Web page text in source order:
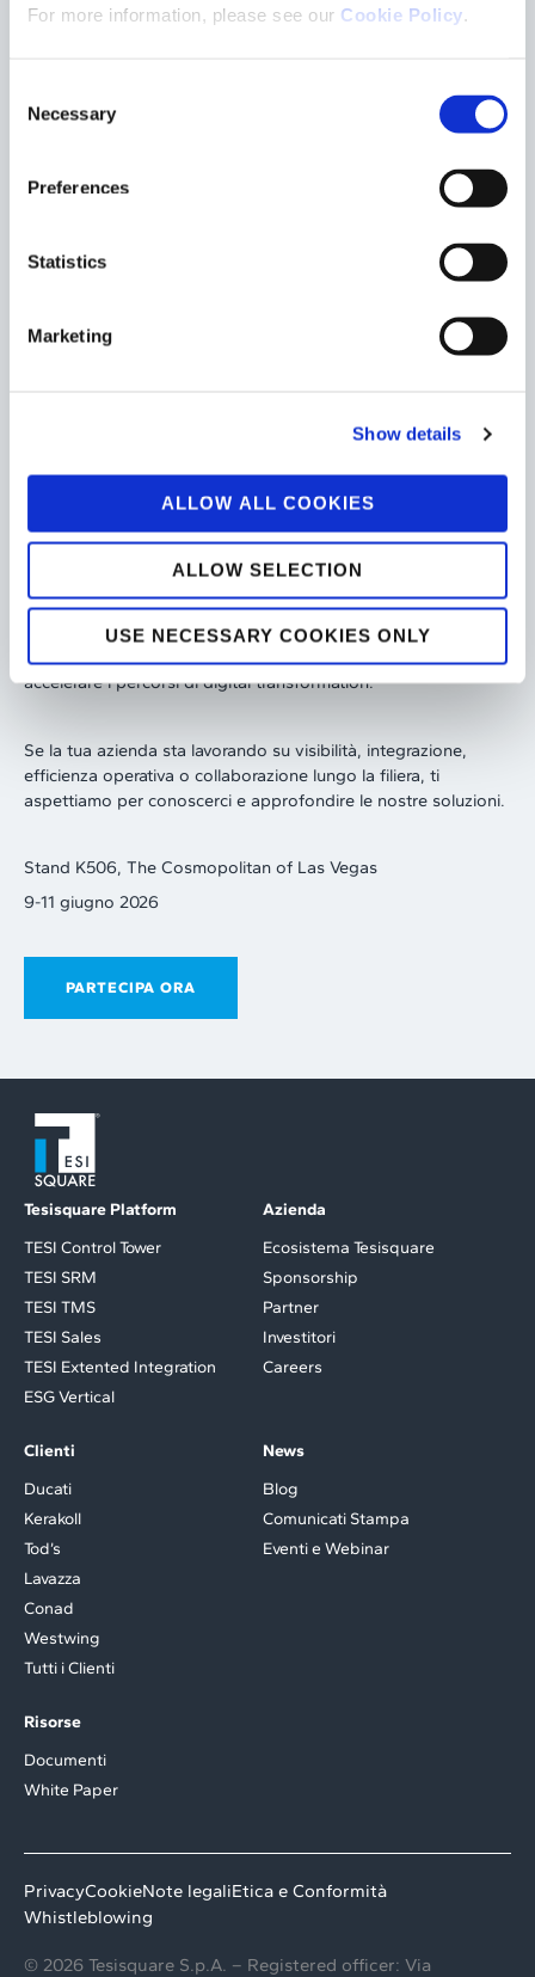
For more information, please see our Cookie Policy.
Selection
Necessary
Preferences
Statistics
Marketing
Show details
ALLOW ALL COOKIES
ALLOW SELECTION
USE NECESSARY COOKIES ONLY
confronto sui trend che stanno ridefinendo il futuro della
supply chain globale. Temi come trasformazione digitale,
standardizzazione saranno al centro dell’edizione 2026.
Per Tesisquare, la partecipazione all’evento è un’occasione per
incontrare clienti, partner e professionisti del settore,
condividere competenze maturate in progetti internazionali e
Incontriamo il futuro della supply chain a Las Vegas
Il team Tesisquare sarà presente durante tutta la
manifestazione per confrontarsi sulle principali sfide della
supply chain moderna e presentare approcci innovativi per
accelerare i percorsi di digital transformation.
Se la tua azienda sta lavorando su visibilità, integrazione,
efficienza operativa o collaborazione lungo la filiera, ti
aspettiamo per conoscerci e approfondire le nostre soluzioni.
Stand K506, The Cosmopolitan of Las Vegas
9-11 giugno 2026
PARTECIPA ORA
Tesisquare Platform
TESI Control Tower
TESI SRM
TESI TMS
TESI Sales
TESI Extented Integration
ESG Vertical
Azienda
Ecosistema Tesisquare
Sponsorship
Partner
Investitori
Careers
Clienti
Ducati
Kerakoll
Tod’s
Lavazza
Conad
Westwing
Tutti i Clienti
News
Blog
Comunicati Stampa
Eventi e Webinar
Risorse
Documenti
White Paper
PrivacyCookieNote legaliEtica e Conformità
Whistleblowing
© 2026 Tesisquare S.p.A. – Registered officer: Via